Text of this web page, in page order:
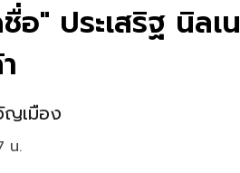
อ" ประเสริฐ นิล
เมือง
น.